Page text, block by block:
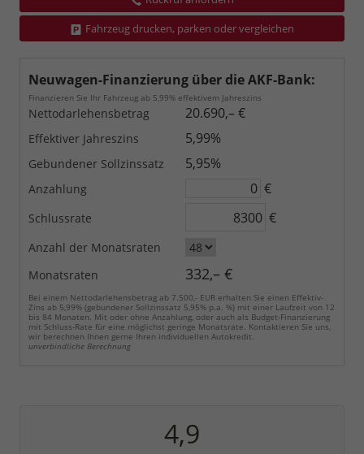
Fahrzeug drucken, parken oder vergleichen
Neuwagen-Finanzierung über die AKF-Bank:
Finanzieren Sie Ihr Fahrzeug ab 5,99% effektivem Jahreszins
Nettodarlehensbetrag 20.690,– €
Effektiver Jahreszins 5,99%
Gebundener Sollzinssatz 5,95%
Anzahlung €
Schlussrate €
Anzahl der Monatsraten
Monatsraten
332,– €
Bei einem Nettodarlehensbetrag ab 7.500,- EUR erhalten Sie einen Effektiv-
Zins ab 5,99% (gebundener Sollzinssatz 5,95% p.a. %) mit einer Laufzeit von 12
bis 84 Monaten. Mit oder ohne Anzahlung, oder auch als Budget-Finanzierung
mit Schluss-Rate für eine möglichst geringe Monatsrate. Kontaktieren Sie uns,
wir berechnen Ihnen gerne Ihren individuellen Autokredit.
unverbindliche Berechnung
4,9